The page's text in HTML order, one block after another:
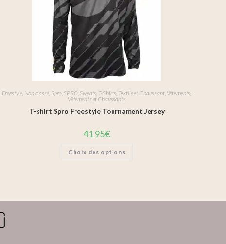
Freestyle, Non classé, Spro, SPRO, Sweats, T-Shirts, Textile et Chaussant, Vêtements,
Vêtements et Chaussants
T-shirt Spro Freestyle Tournament Jersey
41,95€
Choix des options